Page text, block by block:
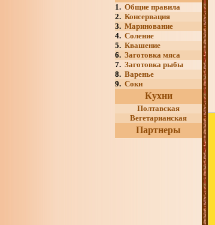
1. Общие правила
2. Консервация
3. Маринование
4. Соление
5. Квашение
6. Заготовка мяса
7. Заготовка рыбы
8. Варенье
9. Соки
Кухни
Полтавская
Вегетарианская
Партнеры